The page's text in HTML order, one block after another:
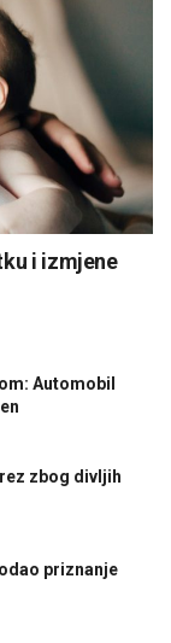
i izmjene
Automobil
zbog divljih
priznanje